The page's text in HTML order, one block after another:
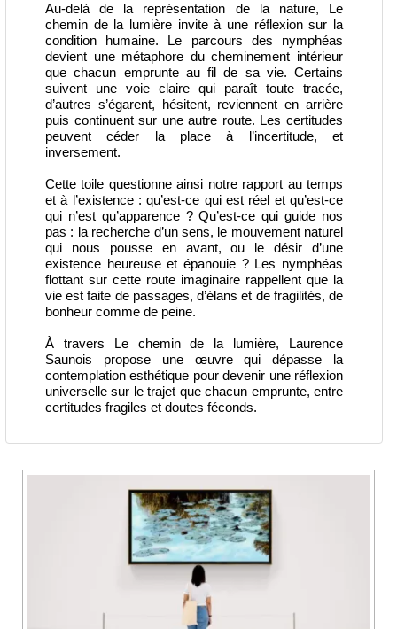
Au-delà de la représentation de la nature, Le
chemin de la lumière invite à une réflexion sur la
condition humaine. Le parcours des nymphéas
devient une métaphore du cheminement intérieur
que chacun emprunte au fil de sa vie. Certains
suivent une voie claire qui paraît toute tracée,
d’autres s’égarent, hésitent, reviennent en arrière
puis continuent sur une autre route. Les certitudes
peuvent céder la place à l’incertitude, et
inversement.
Cette toile questionne ainsi notre rapport au temps
et à l’existence : qu’est-ce qui est réel et qu’est-ce
qui n’est qu’apparence ? Qu’est-ce qui guide nos
pas : la recherche d’un sens, le mouvement naturel
qui nous pousse en avant, ou le désir d’une
existence heureuse et épanouie ? Les nymphéas
flottant sur cette route imaginaire rappellent que la
vie est faite de passages, d’élans et de fragilités, de
bonheur comme de peine.
À travers Le chemin de la lumière, Laurence
Saunois propose une œuvre qui dépasse la
contemplation esthétique pour devenir une réflexion
universelle sur le trajet que chacun emprunte, entre
certitudes fragiles et doutes féconds.